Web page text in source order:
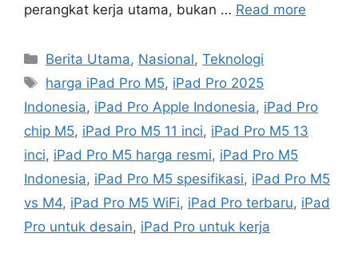
perangkat kerja utama, bukan … Read more
C
a
e
g
o
r
i
s
Berita Utama, Nasional,Teknologi
T
s
harga iPad Pro M5, iPad Pro 2025
Indonesia, iPad Pro Apple Indonesia, iPad Pro
chip M5, iPad Pro M5 11 inci, iPad Pro M5 13
inci, iPad Pro M5 harga resmi, iPad Pro M5
Indonesia, iPad Pro M5 spesifikasi, iPad Pro M5
vs M4, iPad Pro M5 WiFi, iPad Pro terbaru, iPad
Pro untuk desain, iPad Pro untuk kerja